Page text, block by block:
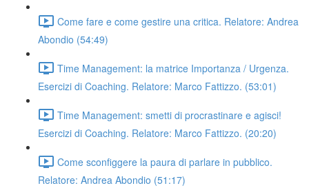
Come fare e come gestire una critica. Relatore: Andrea
Abondio (54:49)
Time Management: la matrice Importanza / Urgenza.
Esercizi di Coaching. Relatore: Marco Fattizzo. (53:01)
Time Management: smetti di procrastinare e agisci!
Esercizi di Coaching. Relatore: Marco Fattizzo. (20:20)
Come sconfiggere la paura di parlare in pubblico.
Relatore: Andrea Abondio (51:17)